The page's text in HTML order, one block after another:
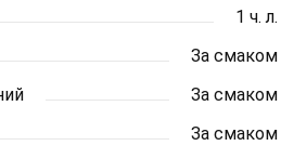
1 ч. л.
За смаком
За смаком
За смаком